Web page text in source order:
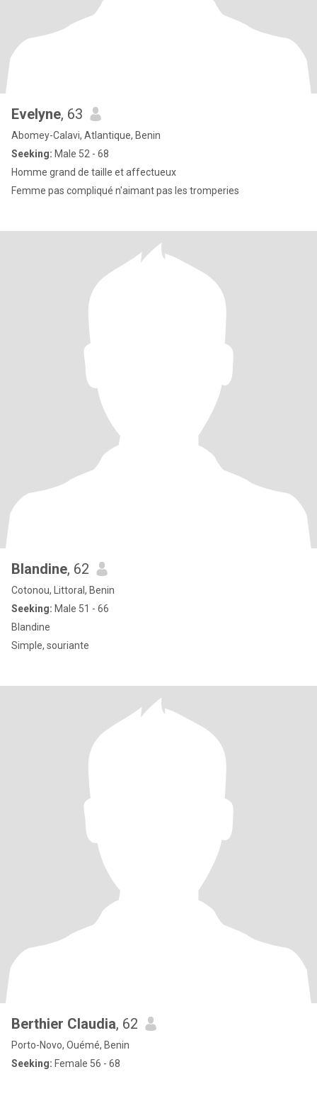
Evelyne, 63
Abomey-Calavi, Atlantique, Benin
Seeking: Male 52 - 68
Homme grand de taille et affectueux
Femme pas compliqué n'aimant pas les tromperies
Blandine, 62
Cotonou, Littoral, Benin
Seeking: Male 51 - 66
Blandine
Simple, souriante
Berthier Claudia, 62
Porto-Novo, Ouémé, Benin
Seeking: Female 56 - 68